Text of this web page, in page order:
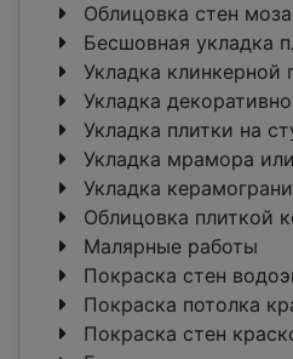
Облицовка стен
Бесшовная укладка
Укладка клинкерной
Укладка
Укладка плитки на
Укладка мрамора
Укладка
Облицовка плиткой
Малярные работы
Покраска стен
Покраска потолка
Покраска стен